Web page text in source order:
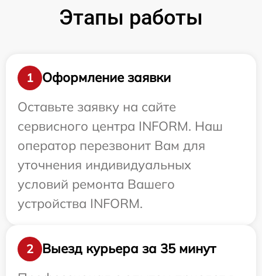
Этапы работы
1
Оформление заявки
Оставьте заявку на сайте
сервисного центра INFORM. Наш
оператор перезвонит Вам для
уточнения индивидуальных
условий ремонта Вашего
устройства INFORM.
2
Выезд курьера за 35 минут